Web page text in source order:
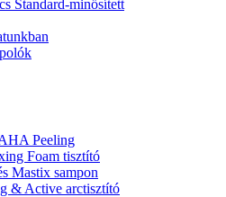
Standard-minősített
Peeling
Foam tisztító
Mastix sampon
& Active arctisztító